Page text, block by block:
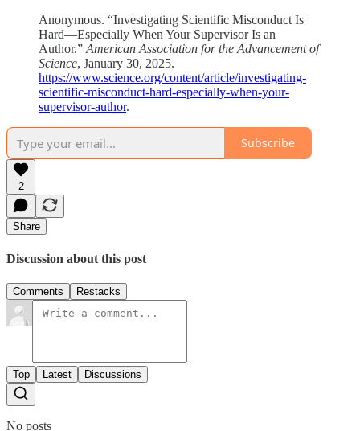
Anonymous. “Investigating Scientific Misconduct Is
Hard—Especially When Your Supervisor Is an
Author.” American Association for the Advancement of
Science, January 30, 2025.
https://www.science.org/content/article/investigating-
scientific-misconduct-hard-especially-when-your-
supervisor-author.
Subscribe
2
Share
Discussion about this post
Comments Restacks
Top Latest Discussions
No posts